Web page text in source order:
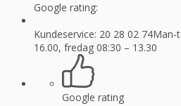
Google rating:
Kundeservice: 20 28 02 74Man-
16.00, fredag 08:30 – 13.30
Google rating